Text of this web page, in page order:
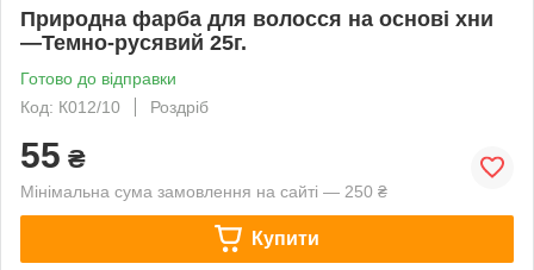
Природна фарба для волосся на основі хни
—Темно-русявий 25г.
Готово до відправки
Код: К012/10
Роздріб
55 ₴
Мінімальна сума замовлення на сайті — 250 ₴
Купити